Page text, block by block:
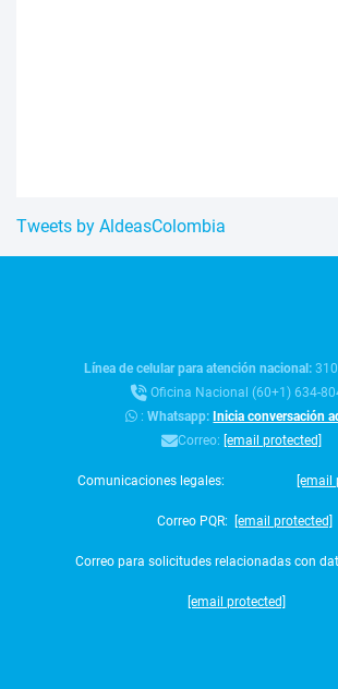
Tweets by AldeasColombia
Línea de celular para atención nacional:
Oficina Nacional (60+1) 634-
:Whatsapp: Inicia conversación
Correo: [email protected]
Comunicaciones legales: [email
Correo PQR: [email protected]
Correo para solicitudes relacionadas con
[email protected]